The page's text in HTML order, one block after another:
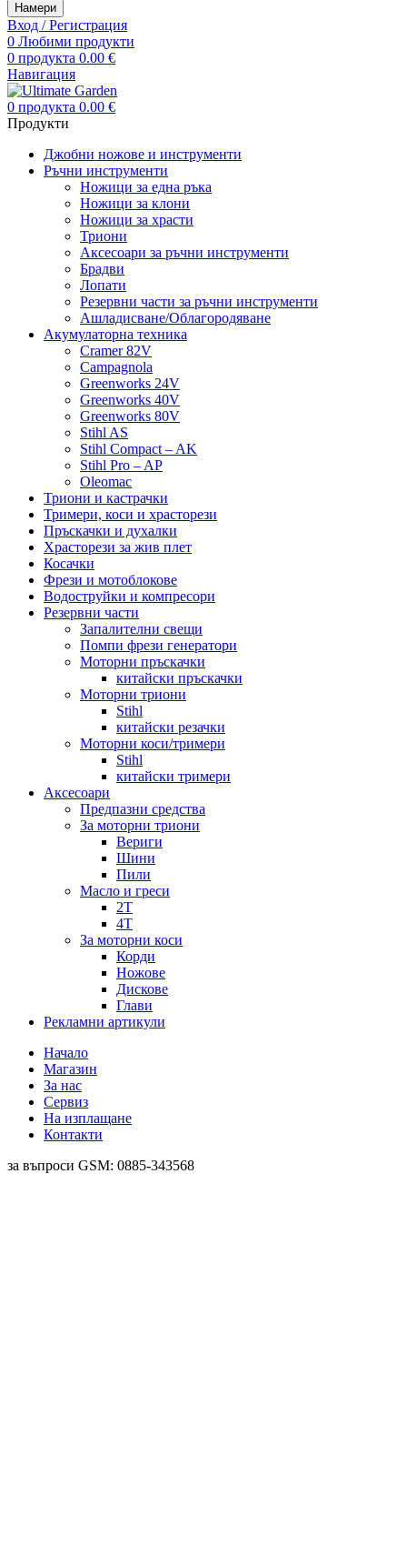
Намери
Вход / Регистрация
0 Любими продукти
0 продукта 0.00 €
Навигация
0 продукта 0.00 €
Продукти
Джобни ножове и инструменти
Ръчни инструменти
Ножици за една ръка
Ножици за клони
Ножици за храсти
Триони
Аксесоари за ръчни инструменти
Брадви
Лопати
Резервни части за ръчни инструменти
Ашладисване/Облагородяване
Акумулаторна техника
Cramer 82V
Campagnola
Greenworks 24V
Greenworks 40V
Greenworks 80V
Stihl AS
Stihl Compact – AK
Stihl Pro – AP
Oleomac
Триони и кастрачки
Тримери, коси и храсторези
Пръскачки и духалки
Храсторези за жив плет
Косачки
Фрези и мотоблокове
Водоструйки и компресори
Резервни части
Запалителни свещи
Помпи фрези генератори
Моторни пръскачки
китайски пръскачки
Моторни триони
Stihl
китайски резачки
Моторни коси/тримери
Stihl
китайски тримери
Аксесоари
Предпазни средства
За моторни триони
Вериги
Шини
Пили
Масло и греси
2Т
4Т
За моторни коси
Корди
Ножове
Дискове
Глави
Рекламни артикули
Начало
Магазин
За нас
Сервиз
На изплащане
Контакти
за въпроси GSM: 0885-343568